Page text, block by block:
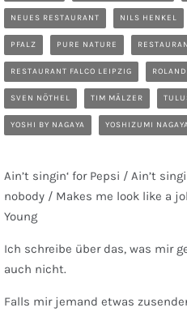
NEUES RESTAURANT NILS HENKEL
PFALZ PURE NATURE
RESTAURANT FALCO LEIPZIG
SVEN NÖTHEL TIM MÄLZER
YOSHI BY NAGAYA YOSHIZUMI
Ain’t singin‘ for Pepsi / Ain’t
nobody / Makes me look like a
Young
Ich schreibe über das, was mir
auch nicht.
Falls mir jemand etwas